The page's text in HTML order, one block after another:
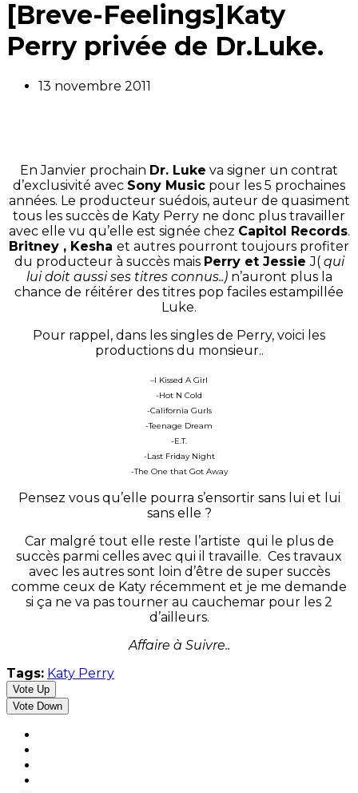
[Breve-Feelings]Katy
Perry privée de Dr.Luke.
13 novembre 2011
En Janvier prochain Dr. Luke va signer un contrat
d’exclusivité avec Sony Music pour les 5 prochaines
années. Le producteur suédois, auteur de quasiment
tous les succès de Katy Perry ne donc plus travailler
avec elle vu qu’elle est signée chez Capitol Records.
Britney , Kesha et autres pourront toujours profiter
du producteur à succès mais Perry et JessieJ(qui
lui doit aussi ses titres connus..)n’auront plus la
chance de réitérer des titres pop faciles estampillée
Luke.
Pour rappel, dans les singles de Perry, voici les
productions du monsieur..
–I Kissed A Girl
-Hot N Cold
-California Gurls
-Teenage Dream
-E.T.
-Last Friday Night
-The One that Got Away
Pensez vous qu’elle pourra s’ensortir sans lui et lui
sans elle ?
Car malgré tout elle reste l’artiste qui le plus de
succès parmi celles avec qui il travaille. Ces travaux
avec les autres sont loin d’être de super succès
comme ceux de Katy récemment et je me demande
si ça ne va pas tourner au cauchemar pour les 2
d’ailleurs.
Affaire à Suivre..
Tags: Katy Perry
Vote Up
Vote Down